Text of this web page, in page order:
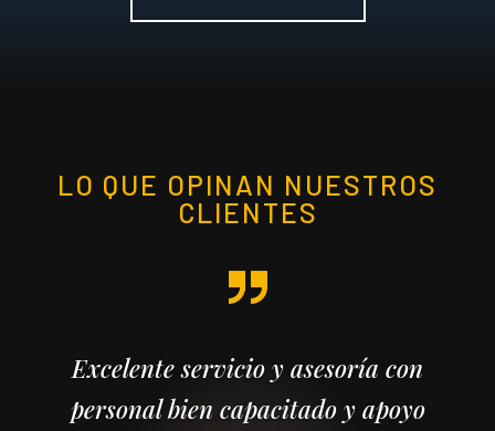
LO QUE OPINAN NUESTROS
CLIENTES
Excelente servicio y asesoría con
personal bien capacitado y apoyo